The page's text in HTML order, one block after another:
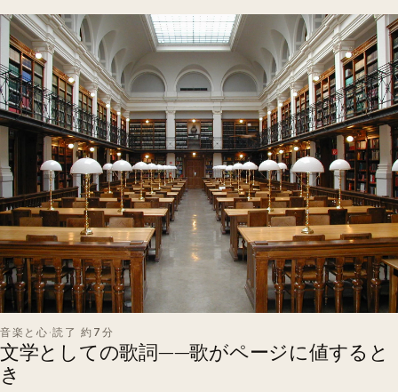
音楽と心 ·読了 約7分
文学としての歌詞——歌がページに値すると
き